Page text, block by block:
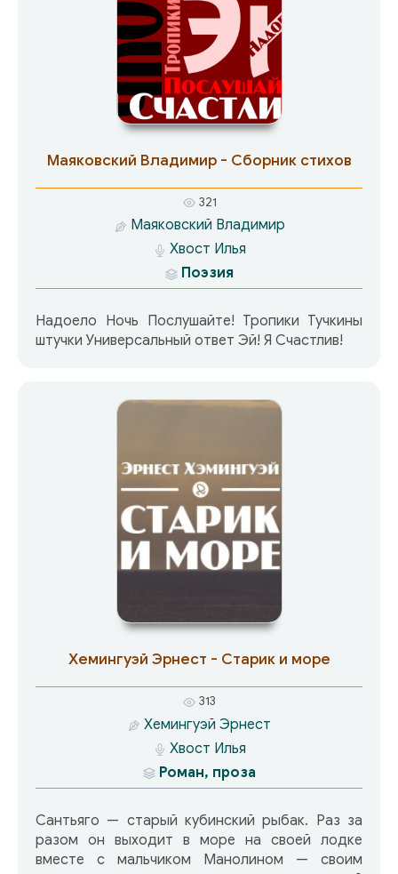
Маяковский Владимир - Сборник стихов
321
Маяковский Владимир
Хвост Илья
Поэзия
Надоело Ночь Послушайте! Тропики Тучкины
штучки Универсальный ответ Эй! Я Счастлив!
Хемингуэй Эрнест - Старик и море
313
Хемингуэй Эрнест
Хвост Илья
Роман, проза
Сантьяго — старый кубинский рыбак. Раз за
разом он выходит в море на своей лодке
вместе с мальчиком Манолином — своим